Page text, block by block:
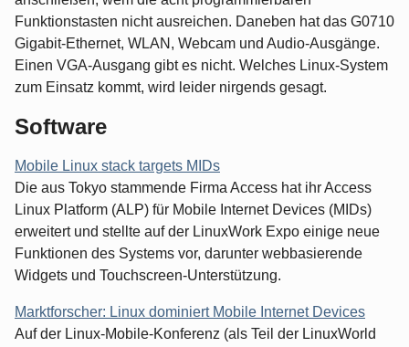
Funktionstasten nicht ausreichen. Daneben hat das G0710
Gigabit-Ethernet, WLAN, Webcam und Audio-Ausgänge.
Einen VGA-Ausgang gibt es nicht. Welches Linux-System
zum Einsatz kommt, wird leider nirgends gesagt.
Software
Mobile Linux stack targets MIDs
Die aus Tokyo stammende Firma Access hat ihr Access
Linux Platform (ALP) für Mobile Internet Devices (MIDs)
erweitert und stellte auf der LinuxWork Expo einige neue
Funktionen des Systems vor, darunter webbasierende
Widgets und Touchscreen-Unterstützung.
Marktforscher: Linux dominiert Mobile Internet Devices
Auf der Linux-Mobile-Konferenz (als Teil der LinuxWorld